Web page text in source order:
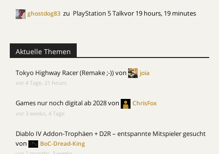
ghostdog83 zu PlayStation 5 Talkvor 19 hours, 19 minutes
Aktuelle Themen
Tokyo Highway Racer (Remake ;-))von joia
vor 4 Tage, 21 hours
Games nur noch digital ab 2028von ChrisFox
vor 3 weeks, 4 Tage
Diablo IV Addon-Trophäen + D2R – entspannte Mitspieler gesucht
von
BoC-Dread-King